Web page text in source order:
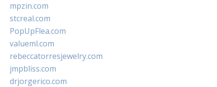
mpzin.com
stcreal.com
PopUpFlea.com
valueml.com
rebeccatorresjewelry.com
jmpbliss.com
drjorgerico.com